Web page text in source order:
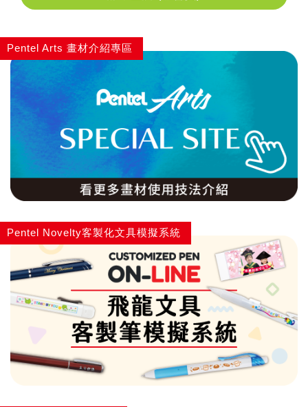
Sterling
自動鉛筆芯
木頭鉛筆
水性筆
油性筆
修正系列
畫材
Pentel Arts 畫材介紹專區
Pentel Novelty客製化文具模擬系統